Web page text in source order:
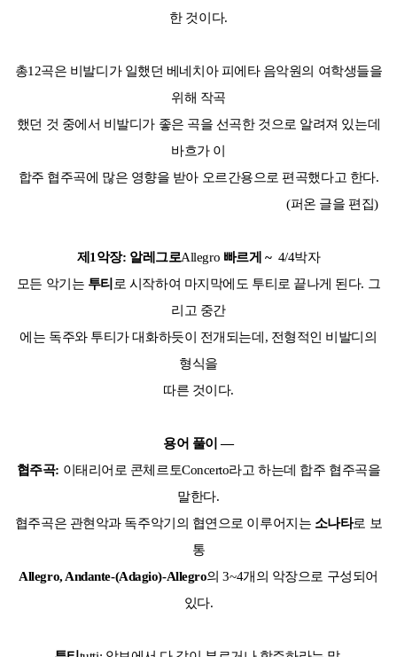
한 것이다.
총12곡은 비발디가 일했던 베네치아 피에타 음악원의 여학생들을
위해 작곡
했던 것 중에서 비발디가 좋은 곡을 선곡한 것으로 알려져 있는데
바흐가 이
합주 협주곡에 많은 영향을 받아 오르간용으로 편곡했다고 한다.
(퍼온 글을 편집)
제1악장: 알레그로Allegro 빠르게 ~4/4박자
모든 악기는 투티 로 시작하여 마지막에도 투티로 끝나게 된다. 그
리고 중간
에는 독주와 투티가 대화하듯이 전개되는데, 전형적인 비발디의
형식을
따른 것이다.
용어 풀이 ―
협주곡: 이태리어로 콘체르토Concerto라고 하는데 합주 협주곡을
말한다.
협주곡은 관현악과 독주악기의 협연으로 이루어지는 소나타로 보
통
Allegro, Andante-(Adagio)-Allegro의 3~4개의 악장으로 구성되어
있다.